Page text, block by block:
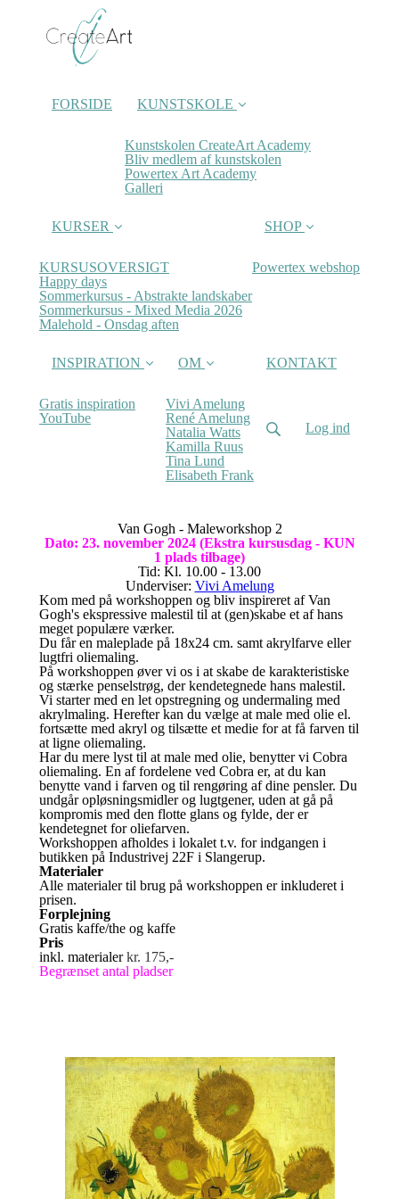
FORSIDE KUNSTSKOLE
Kunstskolen CreateArt Academy
Bliv medlem af kunstskolen
Powertex Art Academy
Galleri
KURSER
KURSUSOVERSIGT
Happy days
Sommerkursus - Abstrakte landskaber
Sommerkursus - Mixed Media 2026
Malehold - Onsdag aften
SHOP
Powertex webshop
INSPIRATION
Gratis inspiration
YouTube
OM
Vivi Amelung
René Amelung
Natalia Watts
Kamilla Ruus
Tina Lund
Elisabeth Frank
KONTAKT
Log ind
Van Gogh - Maleworkshop 2
Dato: 23. november 2024 (Ekstra kursusdag - KUN
1 plads tilbage)
Tid: Kl. 10.00 - 13.00
Underviser: Vivi Amelung
Kom med på workshoppen og bliv inspireret af Van
Gogh's ekspressive malestil til at (gen)skabe et af hans
meget populære værker.
Du får en maleplade på 18x24 cm. samt akrylfarve eller
lugtfri oliemaling.
På workshoppen øver vi os i at skabe de karakteristiske
og stærke penselstrøg, der kendetegnede hans malestil.
Vi starter med en let opstregning og undermaling med
akrylmaling. Herefter kan du vælge at male med olie el.
fortsætte med akryl og tilsætte et medie for at få farven til
at ligne oliemaling.
Har du mere lyst til at male med olie, benytter vi Cobra
oliemaling. En af fordelene ved Cobra er, at du kan
benytte vand i farven og til rengøring af dine pensler. Du
undgår opløsningsmidler og lugtgener, uden at gå på
kompromis med den flotte glans og fylde, der er
kendetegnet for oliefarven.
Workshoppen afholdes i lokalet t.v. for indgangen i
butikken på Industrivej 22F i Slangerup.
Materialer
Alle materialer til brug på workshoppen er inkluderet i
prisen.
Forplejning
Gratis kaffe/the og kaffe
Pris
inkl. materialerkr. 175,-
Begrænset antal pladser